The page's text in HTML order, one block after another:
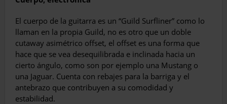
El cuerpo de la guitarra es un “Guild Surfliner” como lo
llaman en la propia Guild, no es otro que un doble
cutaway asimétrico offset, el offset es una forma que
hace que se vea desequilibrada e inclinada hacia un
cierto ángulo, como son por ejemplo una Mustang o
una Jaguar. Cuenta con rebajes para la barriga y el
antebrazo que contribuyen a su comodidad y
estabilidad.